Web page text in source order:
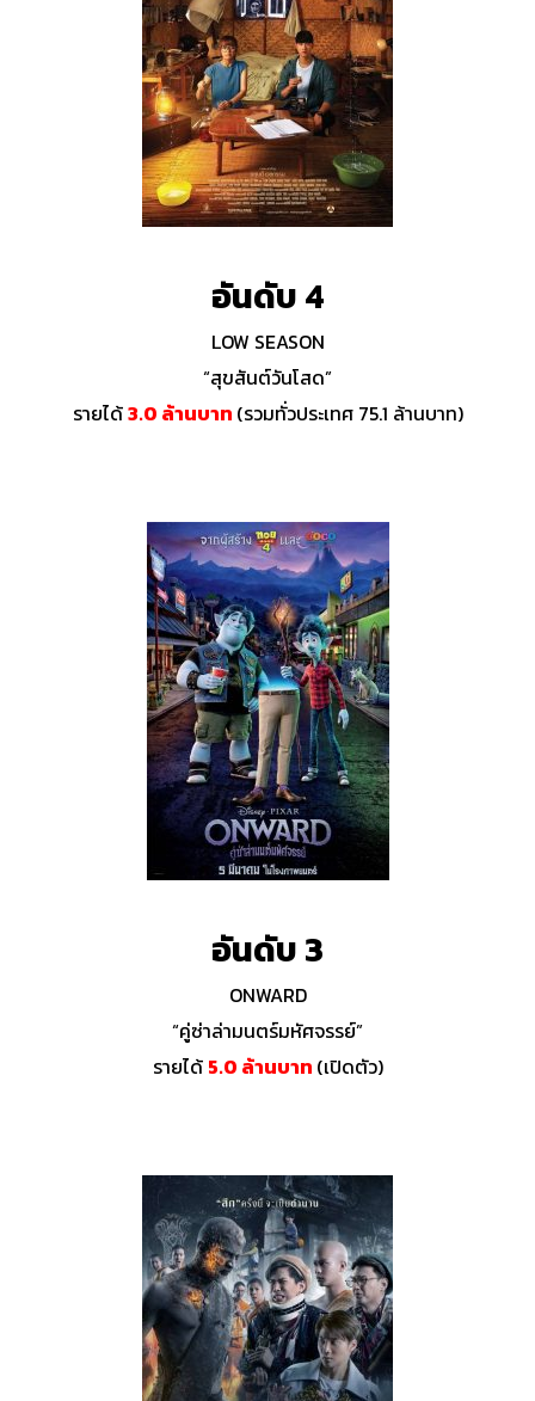
อันดับ 4
LOW SEASON
“สุขสันต์วันโสด”
รายได้3.0 ล้านบาท (รวมทั่วประเทศ 75.1 ล้านบาท)
อันดับ 3
ONWARD
“คู่ซ่าล่ามนตร์มหัศจรรย์”
รายได้ 5.0 ล้านบาท (เปิดตัว)